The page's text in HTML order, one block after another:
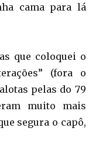
cama para lá
que coloquei o
(fora o
pelas do 79
muito mais
segura o capô,